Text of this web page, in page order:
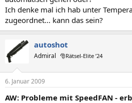
Ich denke mal ich hab unter
zugeordnet... kann das sein?
autoshot
Admiral 🎅Rätsel-Elite ’24
6. Januar 2009
AW: Probleme mit SpeedFAN -